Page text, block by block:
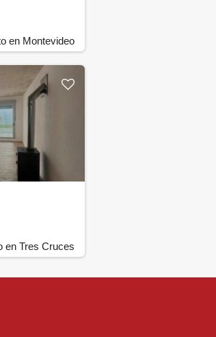
en Montevideo
en Tres Cruces